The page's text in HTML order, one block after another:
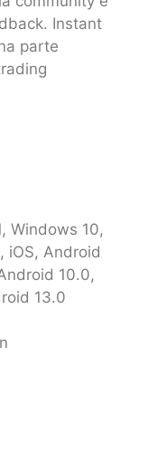
Instant
parte
Windows 10,
iOS, Android
10.0,
13.0